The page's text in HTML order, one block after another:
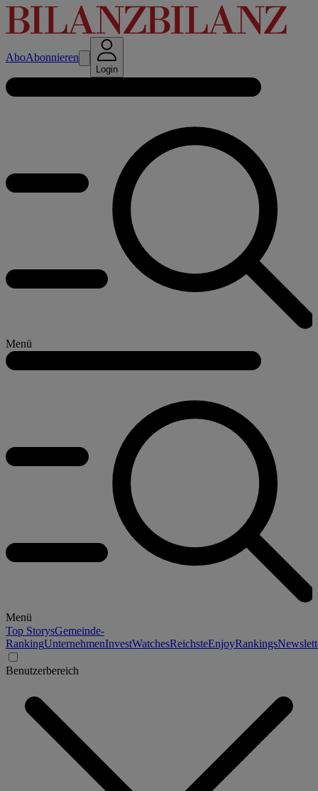
AboAbonnieren
Login
Menü
Menü
Top StorysGemeinde-
RankingUnternehmenInvestWatchesReichsteEnjoyRankings
Benutzerbereich